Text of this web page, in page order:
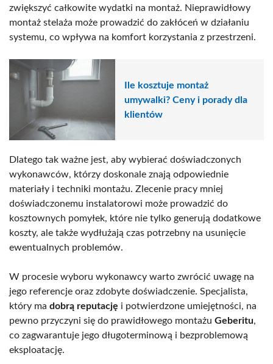
zwiększyć całkowite wydatki na montaż. Nieprawidłowy
montaż stelaża może prowadzić do zakłóceń w działaniu
systemu, co wpływa na komfort korzystania z przestrzeni.
Ile kosztuje montaż
umywalki? Ceny i porady dla
klientów
Dlatego tak ważne jest, aby wybierać doświadczonych
wykonawców, którzy doskonale znają odpowiednie
materiały i techniki montażu. Zlecenie pracy mniej
doświadczonemu instalatorowi może prowadzić do
kosztownych pomyłek, które nie tylko generują dodatkowe
koszty, ale także wydłużają czas potrzebny na usunięcie
ewentualnych problemów.
W procesie wyboru wykonawcy warto zwrócić uwagę na
jego referencje oraz zdobyte doświadczenie. Specjalista,
który ma dobrą reputację i potwierdzone umiejętności, na
pewno przyczyni się do prawidłowego montażu Geberitu,
co zagwarantuje jego długoterminową i bezproblemową
eksploatację.